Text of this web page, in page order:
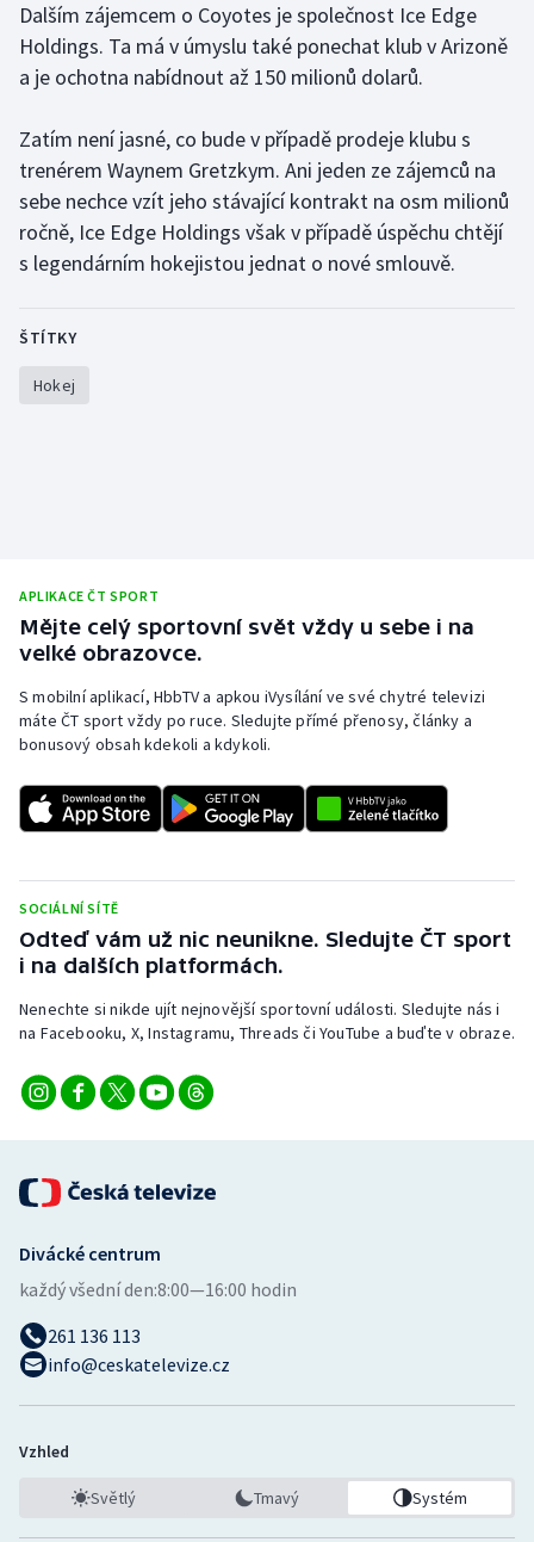
Golf
Házená
Jezdectví
Judo
Krasobruslení
Lezení
Olympijské hry
Plavání
Plážový volejbal
Rychlobruslení
Rychlostní kanoistika
Short track
Sportovní střelba
Stolní tenis
Triatlon
Veslování
Volejbal
Dalším zájemcem o Coyotes je společnost Ice Edge
Holdings. Ta má v úmyslu také ponechat klub v Arizoně
a je ochotna nabídnout až 150 milionů dolarů.
Zatím není jasné, co bude v případě prodeje klubu s
trenérem Waynem Gretzkym. Ani jeden ze zájemců na
sebe nechce vzít jeho stávající kontrakt na osm milionů
ročně, Ice Edge Holdings však v případě úspěchu chtějí
s legendárním hokejistou jednat o nové smlouvě.
ŠTÍTKY
Hokej
APLIKACE ČT SPORT
Mějte celý sportovní svět vždy u sebe i na
velké obrazovce.
S mobilní aplikací, HbbTV a apkou iVysílání ve své chytré televizi
máte ČT sport vždy po ruce. Sledujte přímé přenosy, články a
bonusový obsah kdekoli a kdykoli.
SOCIÁLNÍ SÍTĚ
Odteď vám už nic neunikne. Sledujte ČT sport
i na dalších platformách.
Nenechte si nikde ujít nejnovější sportovní události. Sledujte nás i
na Facebooku, X, Instagramu, Threads či YouTube a buďte v obraze.
Divácké centrum
každý všední den:8:00—16:00 hodin
261 136 113
info@ceskatelevize.cz
Vzhled
Světlý Tmavý Systém